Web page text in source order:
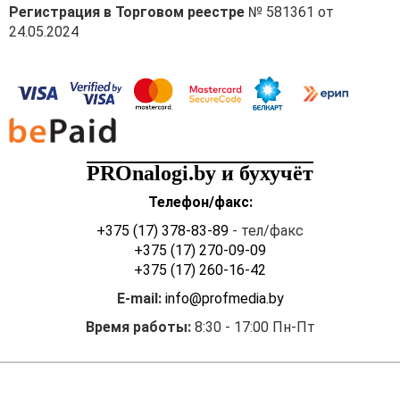
Регистрация в Торговом реестре № 581361 от
24.05.2024
PROnalogi.by и бухучёт
Телефон/факс:
+375 (17) 378-83-89 - тел/факс
+375 (17) 270-09-09
+375 (17) 260-16-42
E-mail: info@profmedia.by
Время работы:8:30 - 17:00 Пн-Пт